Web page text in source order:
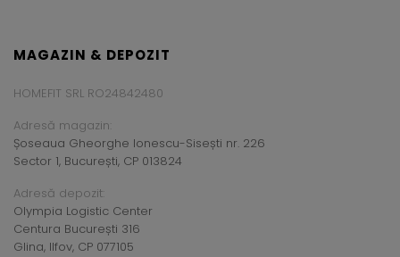
MAGAZIN & DEPOZIT
HOMEFIT SRL RO24842480
Adresă magazin:
Șoseaua Gheorghe Ionescu-Sisești nr. 226
Sector 1, București, CP 013824
Adresă depozit:
Olympia Logistic Center
Centura București 316
Glina, Ilfov, CP 077105